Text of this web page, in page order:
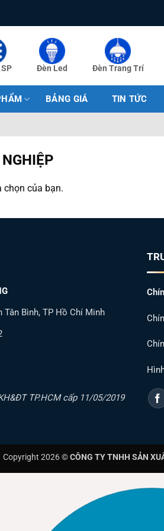
Đèn Led Đèn Trang Trí
BẢNG GIÁ TIN TỨC
chọn của bạn.
Tân Bình, TP Hồ Chí Minh
TP.HCM cấp 11/05/2019
Copyright 2026 ©CÔNG TY TNHH SẢN